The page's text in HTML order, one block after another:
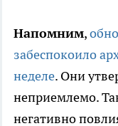
Напомним,
забеспокоило
неделе. Они
неприемлемо.
негативно